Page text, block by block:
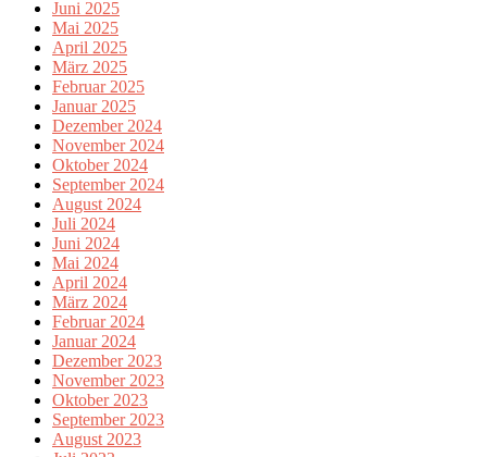
Juni 2025
Mai 2025
April 2025
März 2025
Februar 2025
Januar 2025
Dezember 2024
November 2024
Oktober 2024
September 2024
August 2024
Juli 2024
Juni 2024
Mai 2024
April 2024
März 2024
Februar 2024
Januar 2024
Dezember 2023
November 2023
Oktober 2023
September 2023
August 2023